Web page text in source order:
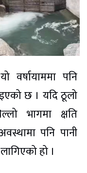
वर्षायाममा पनि
छ । यदि ठूलो
भागमा क्षति
पनि पानी
हो ।